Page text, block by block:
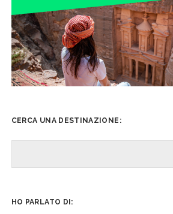
CERCA UNA DESTINAZIONE:
HO PARLATO DI: